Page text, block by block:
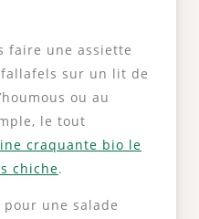
faire une assiette
sur un lit de
ou au
le tout
craquante bio le
chiche.
une salade